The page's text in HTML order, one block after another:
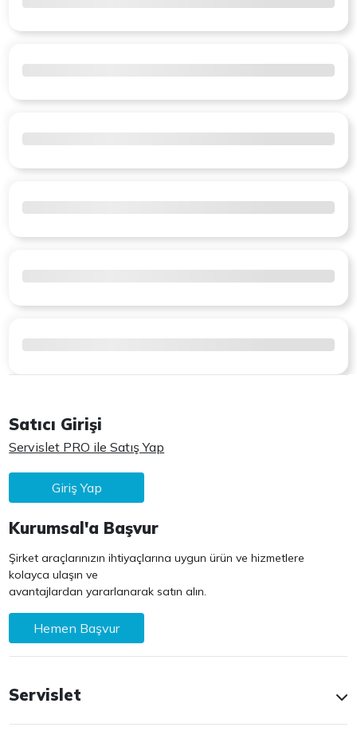
Satıcı Girişi
Servislet PRO ile Satış Yap
Giriş Yap
Kurumsal'a Başvur
Şirket araçlarınızın ihtiyaçlarına uygun ürün ve hizmetlere
kolayca ulaşın ve
avantajlardan yararlanarak satın alın.
Hemen Başvur
Servislet